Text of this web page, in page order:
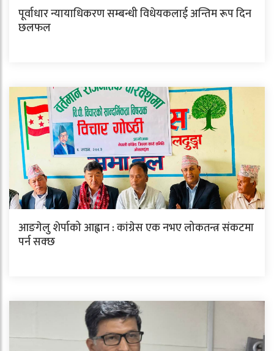
पूर्वाधार न्यायाधिकरण सम्बन्धी विधेयकलाई अन्तिम रूप दिन
छलफल
आङगेलु शेर्पाको आह्वान : कांग्रेस एक नभए लोकतन्त्र संकटमा
पर्न सक्छ